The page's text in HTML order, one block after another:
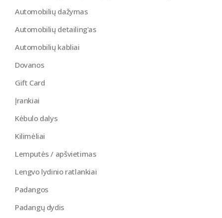
Automobilių dažymas
Automobilių detailing'as
Automobilių kabliai
Dovanos
Gift Card
Įrankiai
Kėbulo dalys
Kilimėliai
Lemputės / apšvietimas
Lengvo lydinio ratlankiai
Padangos
Padangų dydis